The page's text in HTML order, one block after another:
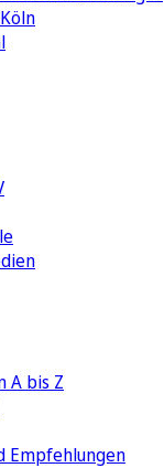
A bis Z
Empfehlungen